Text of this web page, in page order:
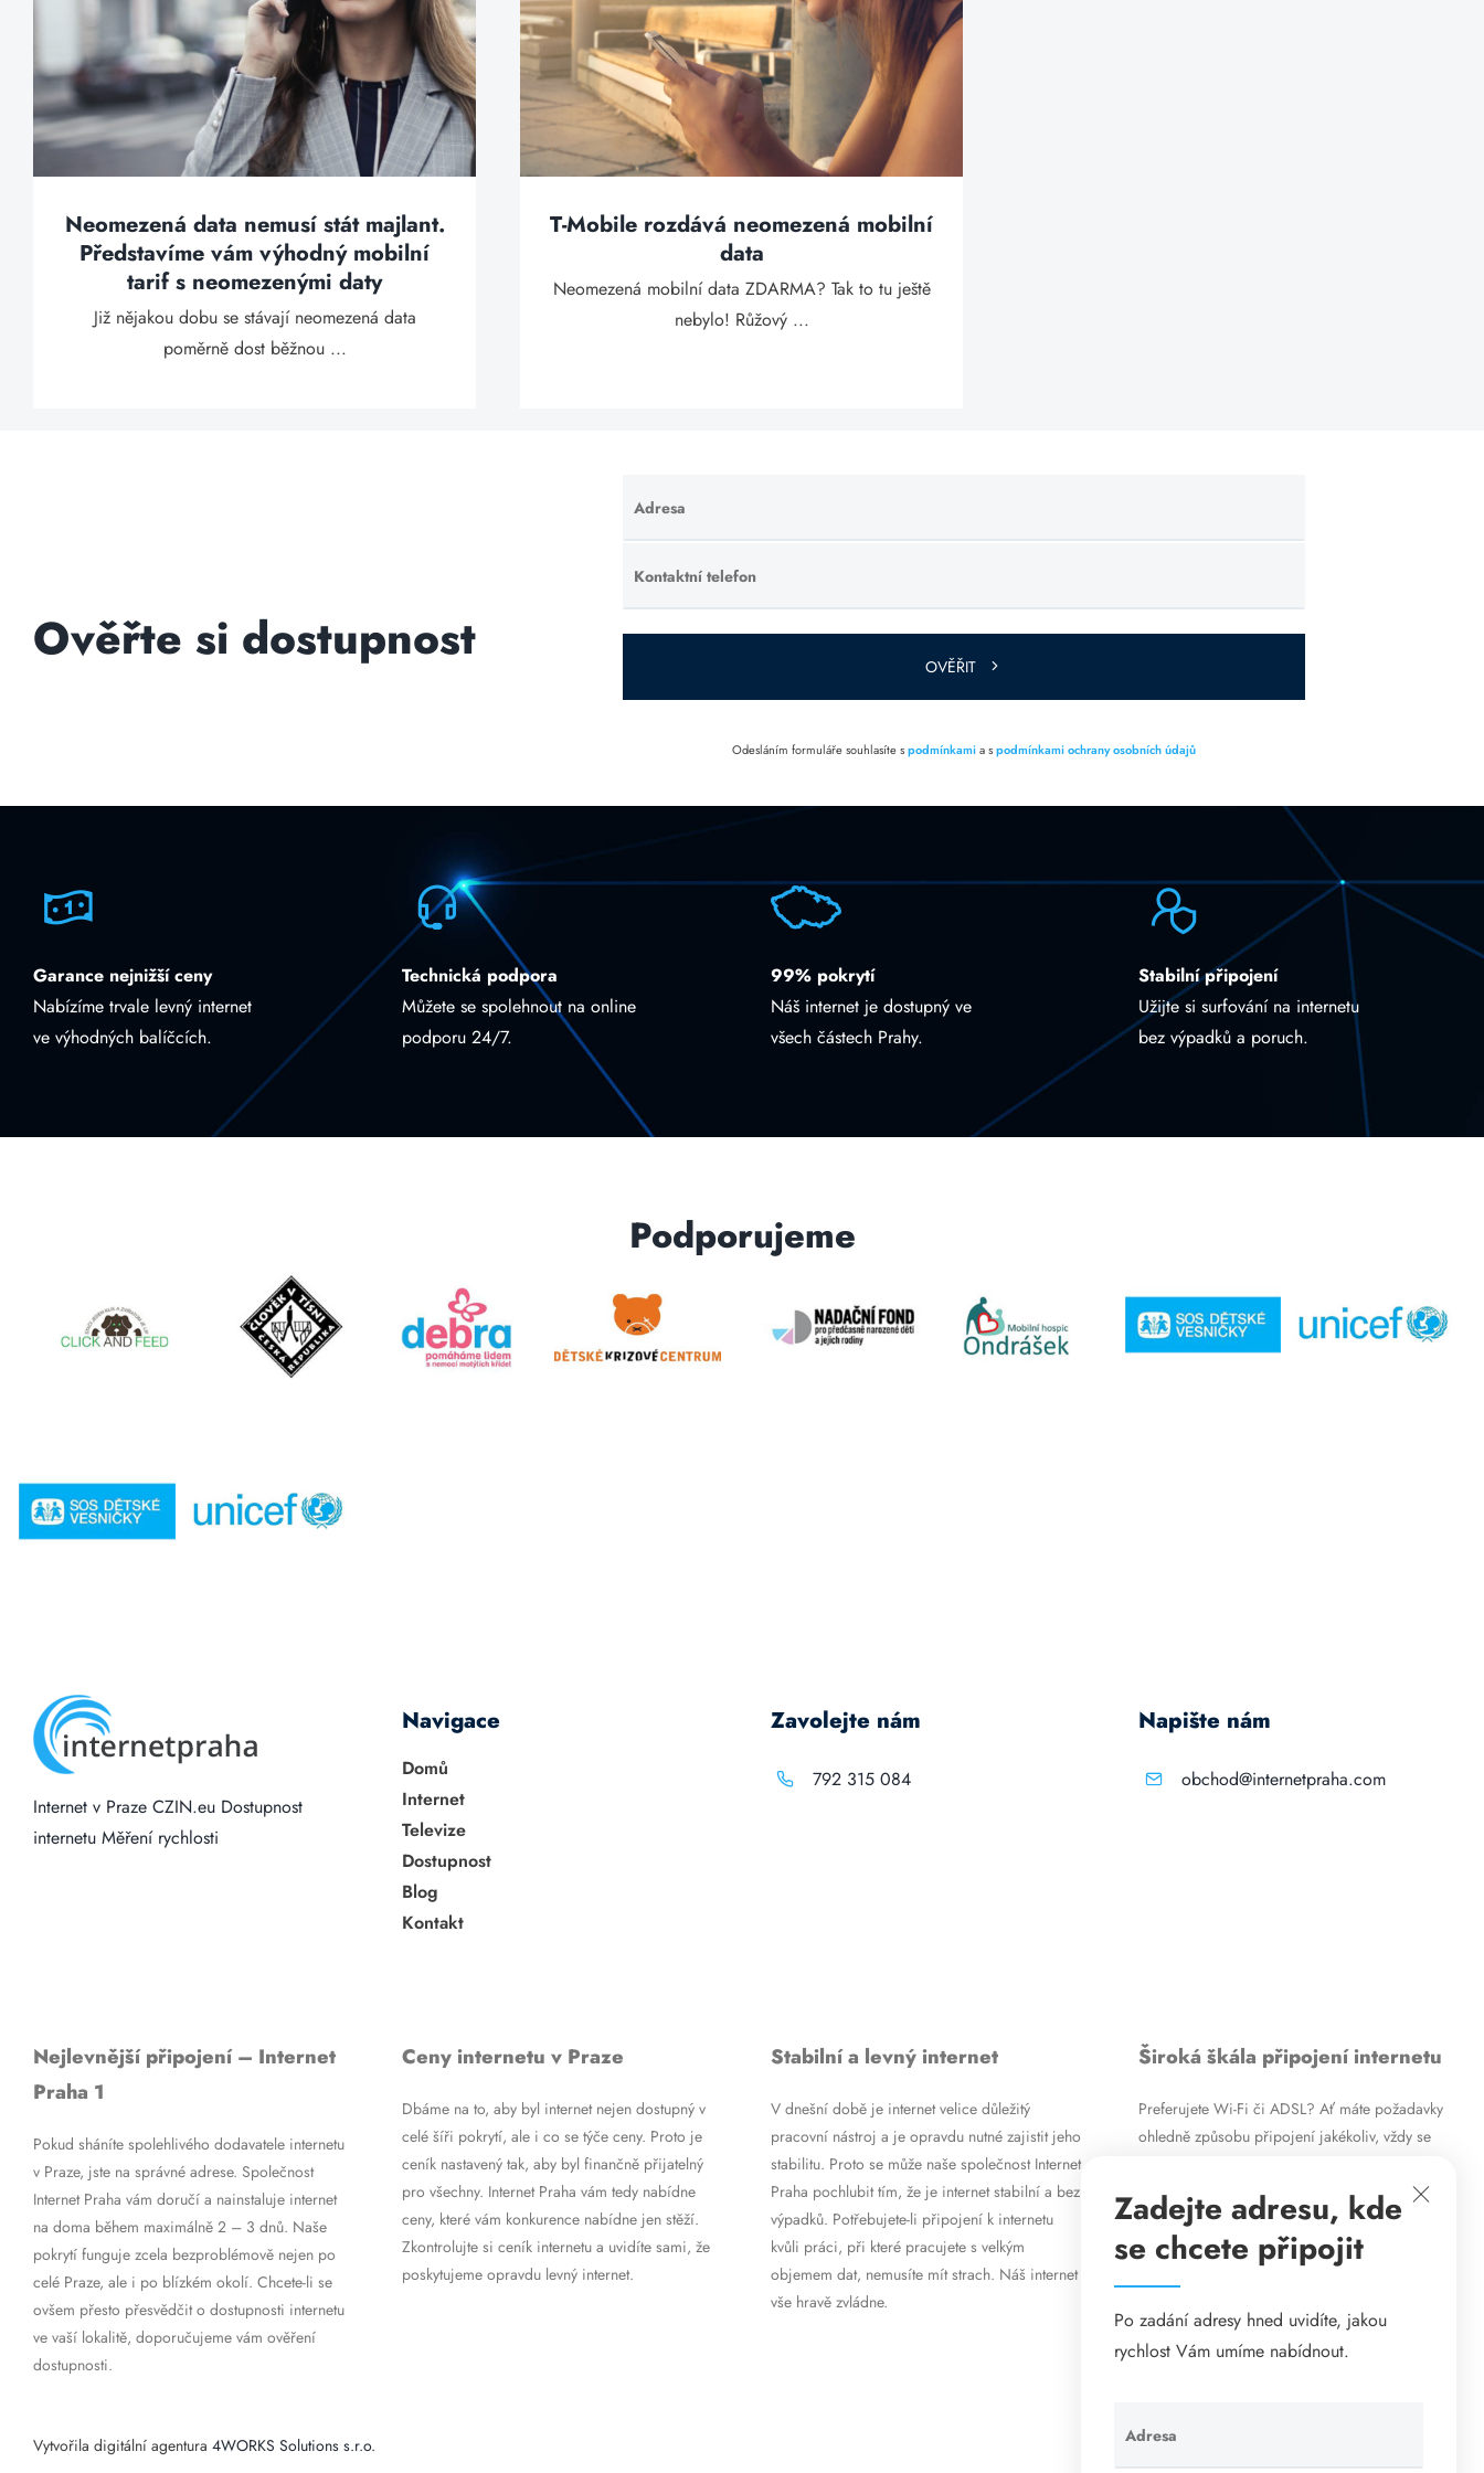
Neomezená data nemusí stát majlant.
Představíme vám výhodný mobilní
tarif s neomezenými daty
Již nějakou dobu se stávají neomezená data
poměrně dost běžnou ...
T-Mobile rozdává neomezená mobilní
data
Neomezená mobilní data ZDARMA? Tak to tu ještě
nebylo! Růžový ...
Ověřte si dostupnost
Adresa
Ponechte
toto pole
prázdné.
Kontaktní telefon
Ponechte
toto pole
prázdné.
OVĚŘIT
Odesláním formuláře souhlasíte spodmínkamia spodmínkami ochrany osobních údajů
Garance nejnižší ceny
Nabízíme trvale levný internet
ve výhodných balíčcích.
Technická podpora
Můžete se spolehnout na online
podporu 24/7.
99% pokrytí
Náš internet je dostupný ve
všech částech Prahy.
Stabilní připojení
Užijte si surfování na internetu
bez výpadků a poruch.
Podporujeme
Internet v Praze CZIN.eu Dostupnost
internetu Měření rychlosti
Navigace
Domů
Internet
Televize
Dostupnost
Blog
Kontakt
Zavolejte nám
792 315 084
Napište nám
obchod@internetpraha.com
Nejlevnější připojení – Internet
Praha 1
Pokud sháníte spolehlivého dodavatele internetu
v Praze, jste na správné adrese. Společnost
Internet Praha vám doručí a nainstaluje internet
na doma během maximálně 2 – 3 dnů. Naše
pokrytí funguje zcela bezproblémově nejen po
celé Praze, ale i po blízkém okolí. Chcete-li se
ovšem přesto přesvědčit o dostupnosti internetu
ve vaší lokalitě, doporučujeme vám ověření
dostupnosti.
Ceny internetu v Praze
Dbáme na to, aby byl internet nejen dostupný v
celé šíři pokrytí, ale i co se týče ceny. Proto je
ceník nastavený tak, aby byl finančně přijatelný
pro všechny. Internet Praha vám tedy nabídne
ceny, které vám konkurence nabídne jen stěží.
Zkontrolujte si ceník internetu a uvidíte sami, že
poskytujeme opravdu levný internet.
Stabilní a levný internet
V dnešní době je internet velice důležitý
pracovní nástroj a je opravdu nutné zajistit jeho
stabilitu. Proto se může naše společnost Internet
Praha pochlubit tím, že je internet stabilní a bez
výpadků. Potřebujete-li připojení k internetu
kvůli práci, při které pracujete s velkým
objemem dat, nemusíte mít strach. Náš internet
vše hravě zvládne.
Široká škála připojení internetu
Preferujete Wi-Fi či ADSL? Ať máte požadavky
ohledně způsobu připojení jakékoliv, vždy se
vysokorychlostního ADSL internetu nabízíme
rovněž mobilní internet i levné internetové
připojení prostřednictvím Wi-Fi. Způsob
připojení přizpůsobíme vašim specifickým
Vytvořila digitální agentura 4WORKS Solutions s.r.o.
Zadejte adresu, kde
se chcete připojit
Po zadání adresy hned uvidíte, jakou
rychlost Vám umíme nabídnout.
Adresa
Ponechte